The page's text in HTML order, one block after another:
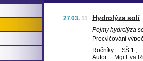
27.03. 11 Hydrolýza solí
Pojmy hydrolýza
Procvičování
Ročníky:
SŠ 1.,
Autor:
Mgr Eva